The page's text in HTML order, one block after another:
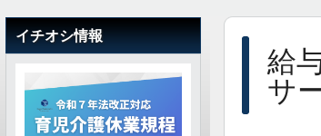
給
サ
イチオシ情報